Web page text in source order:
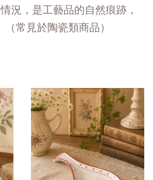
況，是工藝品的自然痕跡，
常見於陶瓷類商品）